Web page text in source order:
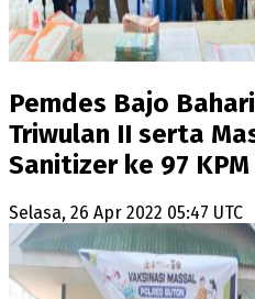
Pemdes Bajo
Triwulan II serta
Sanitizer ke 97 KPM
Selasa, 26 Apr 2022 05:47 UTC